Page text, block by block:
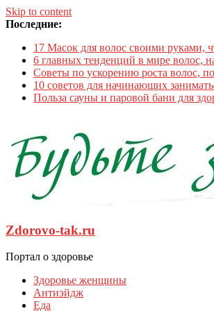
Skip to content
Последние:
17 Масок для волос своими руками,
6 главных тенденций в мире волос,
Советы по ускорению роста волос,
10 советов для начинающих
Польза сауны и паровой бани для
Zdorovo-tak.ru
Портал о здоровье
Здоровье женщины
Антиэйдж
Еда